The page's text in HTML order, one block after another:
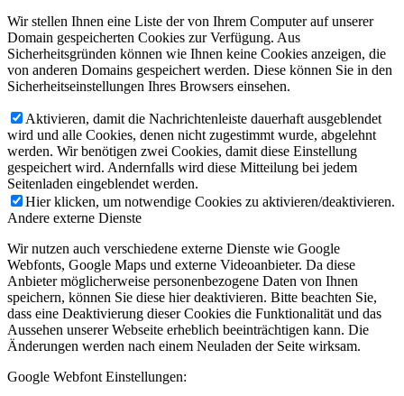
Wir stellen Ihnen eine Liste der von Ihrem Computer auf unserer
Domain gespeicherten Cookies zur Verfügung. Aus
Sicherheitsgründen können wie Ihnen keine Cookies anzeigen, die
von anderen Domains gespeichert werden. Diese können Sie in den
Sicherheitseinstellungen Ihres Browsers einsehen.
Aktivieren, damit die Nachrichtenleiste dauerhaft ausgeblendet
wird und alle Cookies, denen nicht zugestimmt wurde, abgelehnt
werden. Wir benötigen zwei Cookies, damit diese Einstellung
gespeichert wird. Andernfalls wird diese Mitteilung bei jedem
Seitenladen eingeblendet werden.
Hier klicken, um notwendige Cookies zu aktivieren/deaktivieren.
Andere externe Dienste
Wir nutzen auch verschiedene externe Dienste wie Google
Webfonts, Google Maps und externe Videoanbieter. Da diese
Anbieter möglicherweise personenbezogene Daten von Ihnen
speichern, können Sie diese hier deaktivieren. Bitte beachten Sie,
dass eine Deaktivierung dieser Cookies die Funktionalität und das
Aussehen unserer Webseite erheblich beeinträchtigen kann. Die
Änderungen werden nach einem Neuladen der Seite wirksam.
Google Webfont Einstellungen: